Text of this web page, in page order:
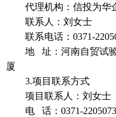
代理机构： 信投为华
联系人： 刘女士
联系电话： 0371-
地
址： 河南自贸试
厦
3.项目联系方式
项目联系人： 刘女士
电
话： 0371-